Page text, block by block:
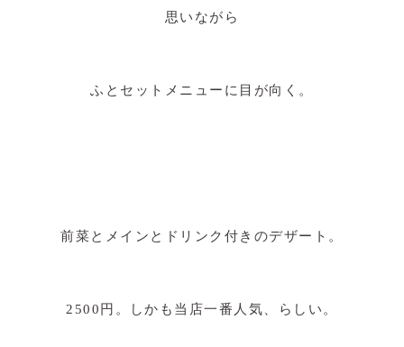
思いながら
ふとセットメニューに目が向く。
前菜とメインとドリンク付きのデザート。
2500円。しかも当店一番人気、らしい。